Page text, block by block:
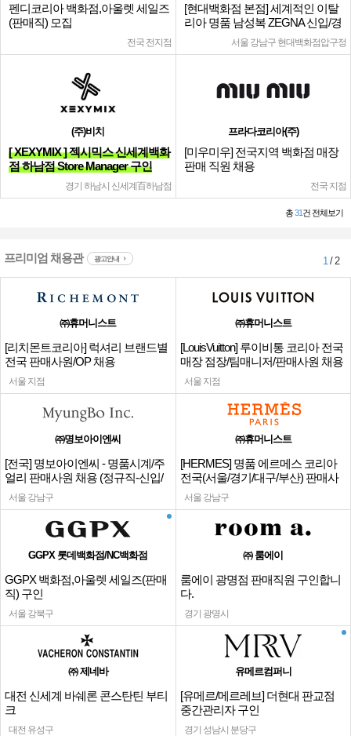
펜디코리아 백화점,아울렛 세일즈
(판매직) 모집
전국 전지점
[현대백화점 본점] 세계적인 이탈
리아 명품 남성복 ZEGNA 신입/경
서울 강남구 현대백화점압구정
(주)비치
[ XEXYMIX ] 젝시믹스 신세계백화
점 하남점 Store Manager 구인
경기 하남시 신세계百하남점
프라다코리아(주)
[미우미우] 전국지역 백화점 매장
판매 직원 채용
전국 지점
총31건 전체보기
프리미엄 채용관 광고안내 1/ 2
㈜휴머니스트
[리치몬트코리아] 럭셔리 브랜드별
전국 판매사원/OP 채용
서울 지점
㈜휴머니스트
[LouisVuitton] 루이비통 코리아 전국
매장 점장/팀매니저/판매사원 채용
서울 지점
㈜명보아이엔씨
[전국] 명보아이엔씨 - 명품시계/주
얼리 판매사원 채용 (정규직-신입/
경력)
서울 강남구
㈜휴머니스트
[HERMES] 명품 에르메스 코리아
전국(서울/경기/대구/부산) 판매사
원
서울 강남구
GGPX 롯데백화점/NC백화점
GGPX 백화점,아울렛 세일즈(판매
직) 구인
서울 강북구
㈜ 룸에이
룸에이 광명점 판매직원 구인합니
다.
경기 광명시
㈜ 제네바
대전 신세계 바쉐론 콘스탄틴 부티
크
대전 유성구
유메르컴퍼니
[유메르/메르레브] 더현대 판교점
중간관리자 구인
경기 성남시 분당구